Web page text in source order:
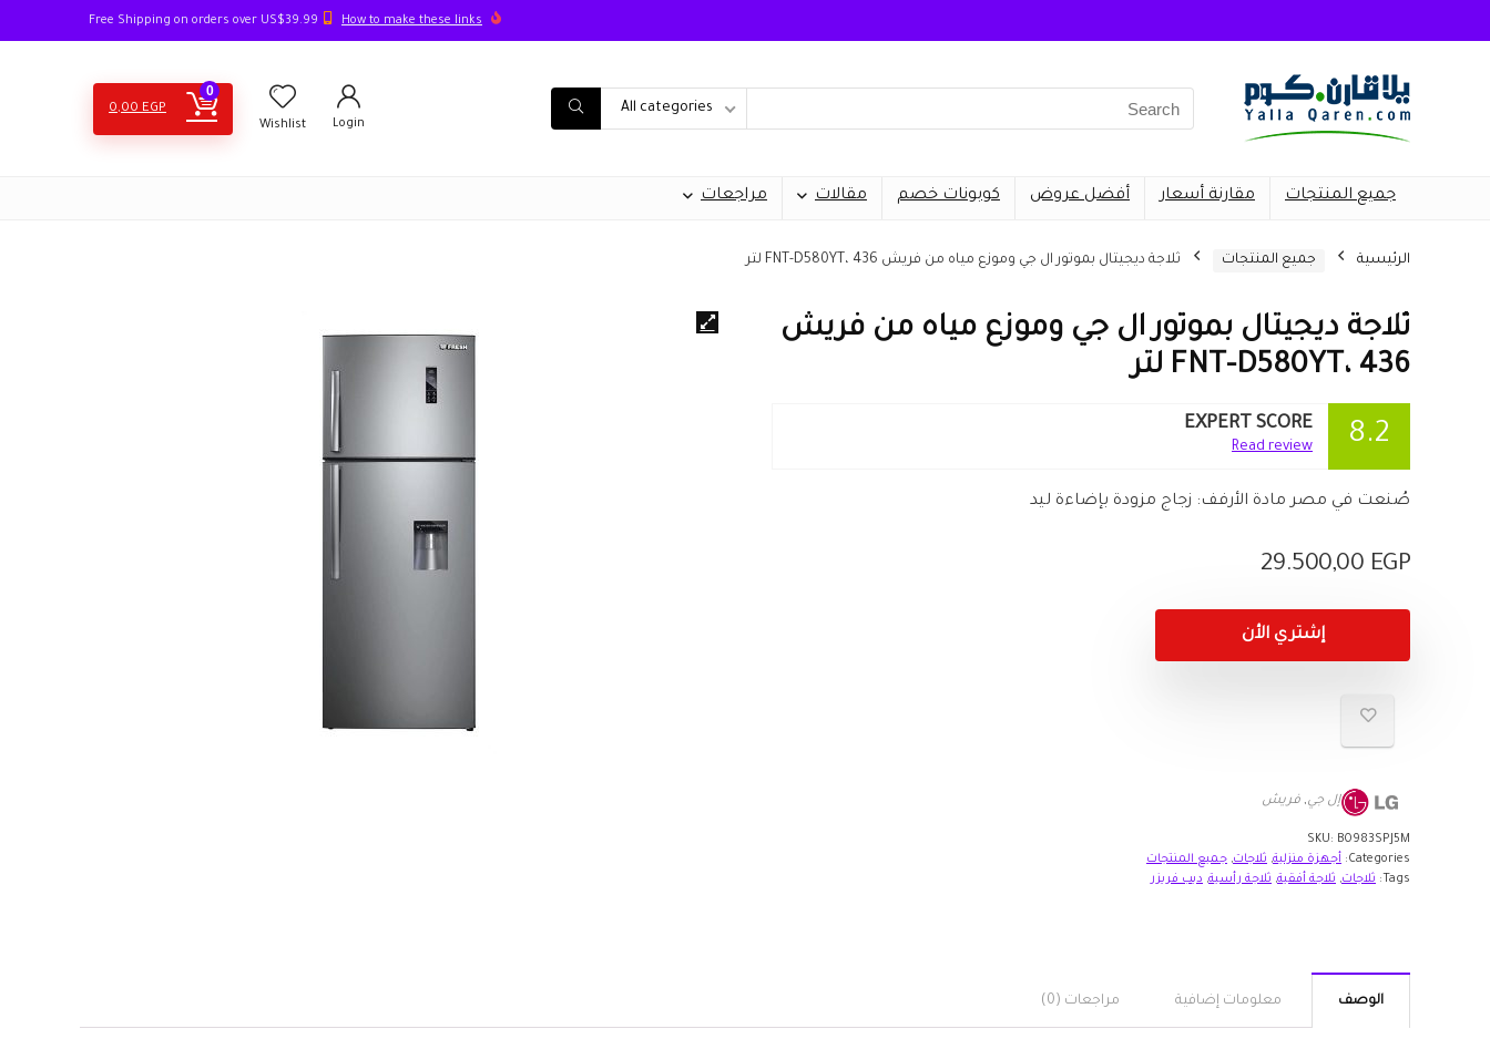
How to make these links
for:
All categories
Login
Wishlist
0
0,00 EGP
جميع المنتجات مقارنة أسعار أفضل عروض كوبونات خصم مقالات مراجعات
الرئيسية جميع المنتجات ثلاجة ديجيتال بموتور ال جي وموزع مياه من فريش FNT-D580YT، 436 لتر
ثلاجة ديجيتال بموتور ال جي وموزع مياه من فريش
FNT-D580YT، 436 لتر
8.2
EXPERT SCORE
Read review
صُنعت في مصر مادة الأرفف: زجاج مزودة بإضاءة ليد
29.500,00 EGP
إشتري الأن
إل جي,فريش
SKU: B0983SPJ5M
Categories:
أجهزة منزلية, ثلاجات, جميع المنتجات
Tags:
ثلاجات, ثلاجة أفقية, ثلاجة رأسية, ديب فريزر
الوصف معلومات إضافية مراجعات (0)